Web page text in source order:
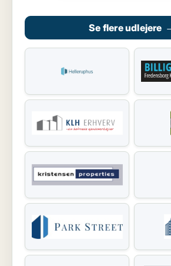
Se flere udlejere